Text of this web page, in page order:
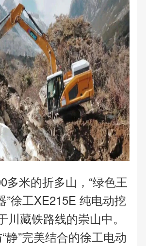
多米的折多山，“绿色王
”徐工XE215E 纯电动挖
川藏铁路线的崇山中。
静”完美结合的徐工电动